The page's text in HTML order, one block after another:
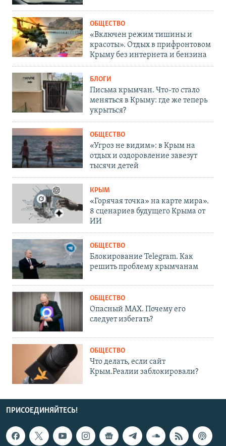
ОБЩЕСТВО
«Включен режим тишины и
красоты». Отдых в прифронтовом
Крыму без интернета и бензина
БЛОГИ
Письма крымчан. Что-то стало
меняться в Крыму: где же теперь
укрыться?
ОБЩЕСТВО
«Угроз не видим»: в Крым на
отдых и оздоровление завезут
тысячи детей
КРЫМ
«Горячая точка» на карте мира».
8 сценариев будущего Крыма от
ИИ
ОБЩЕСТВО
Блокирование Telegram. Как
решить проблему крымчанам
ОБЩЕСТВО
Опасный MAX. Почему его
следует избегать?
ОБЩЕСТВО
Что делать, если сайт
Крым.Реалии заблокировали?
ПРИСОЕДИНЯЙТЕСЬ!